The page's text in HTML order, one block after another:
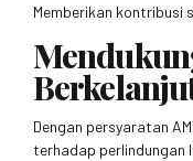
Memberikan kontribusi
Dengan persyaratan
terhadap perlindungan